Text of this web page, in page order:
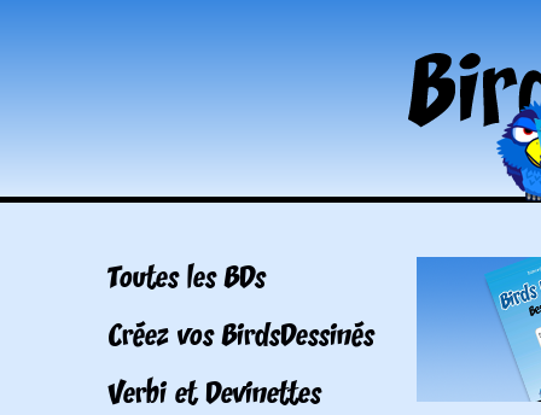
Toutes les BDs
Créez vos BirdsDessinés
Verbi et Devinettes